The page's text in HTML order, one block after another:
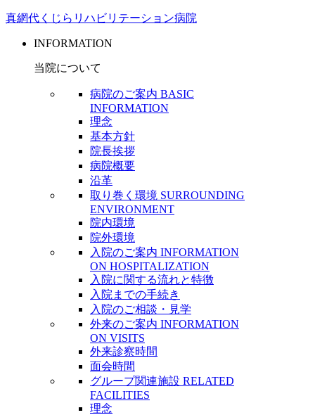
真網代くじらリハビリテーション病院
INFORMATION
当院について
病院のご案内 BASIC
INFORMATION
理念
基本方針
院長挨拶
病院概要
沿革
取り巻く環境 SURROUNDING
ENVIRONMENT
院内環境
院外環境
入院のご案内 INFORMATION
ON HOSPITALIZATION
入院に関する流れと特徴
入院までの手続き
入院のご相談・見学
外来のご案内 INFORMATION
ON VISITS
外来診察時間
面会時間
グループ関連施設 RELATED
FACILITIES
理念